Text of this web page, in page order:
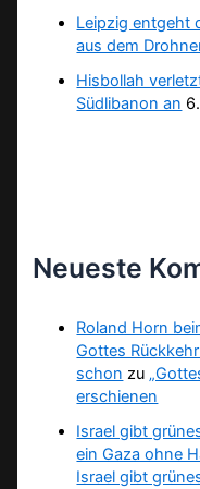
Leipzig entgeht
aus dem
Hisbollah
Südlibanon an
Neueste
Roland Horn
Gottes
schon zu
erschienen
Israel gibt
ein Gaza ohne
Israel gibt